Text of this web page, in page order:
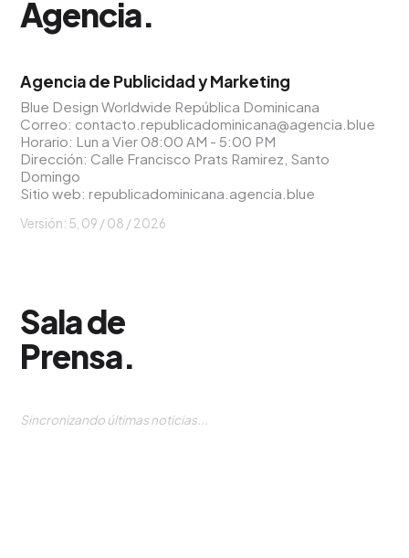
Agencia.
Agencia de Publicidad y Marketing
Blue Design Worldwide República Dominicana
Correo: contacto.republicadominicana@agencia.blue
Horario: Lun a Vier 08:00 AM - 5:00 PM
Dirección: Calle Francisco Prats Ramirez, Santo
Domingo
Sitio web:republicadominicana.agencia.blue
Versión: 5, 09 / 08 / 2026
Sala de
Prensa.
Sincronizando últimas noticias...